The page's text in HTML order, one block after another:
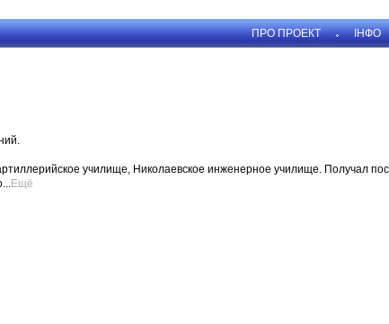
ПРО ПРОЕКТ IНФО
училище, Николаевское инженерное училище. Получал
Ещё